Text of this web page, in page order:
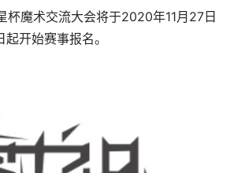
杯魔术交流大会将于2020年11月27日
开始赛事报名。